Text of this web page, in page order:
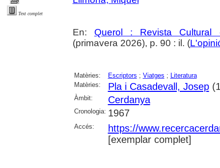
Text complet
En: Querol : Revista Cultural
(primavera 2026), p. 90 : il. (
Matèries: Escriptors ; Viatges ; Literatura
Matèries:
Pla i Casadevall, Josep
Àmbit: Cerdanya
Cronologia: 1967
Accés:
https://
[exemplar complet]